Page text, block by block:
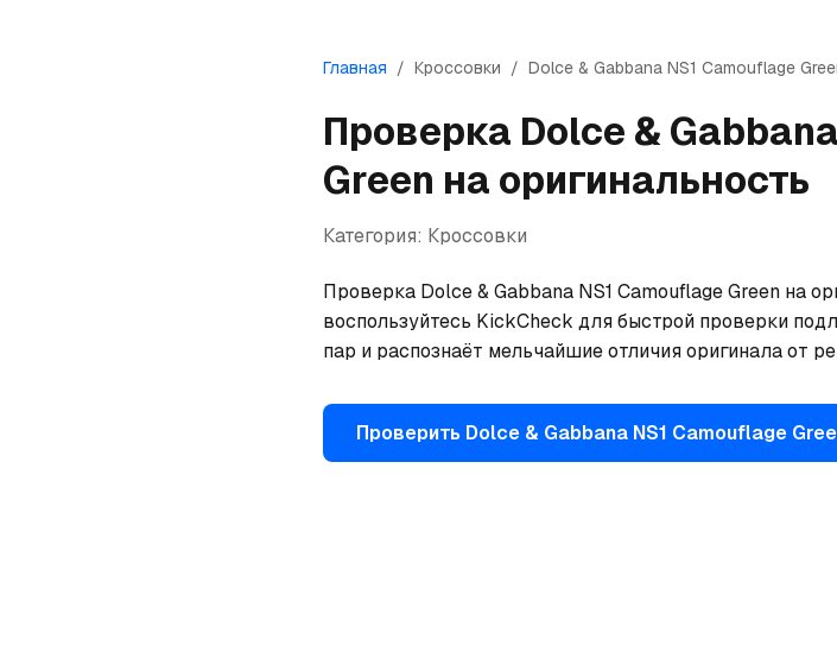
Главная / Кроссовки / Dolce & Gabbana NS1 Camouflage
Проверка Dolce & Gabbana
Green на оригинальность
Категория: Кроссовки
Проверка Dolce & Gabbana NS1 Camouflage Green на
воспользуйтесь KickCheck для быстрой проверки
пар и распознаёт мельчайшие отличия оригинала от
Проверить Dolce & Gabbana NS1 Camouflage